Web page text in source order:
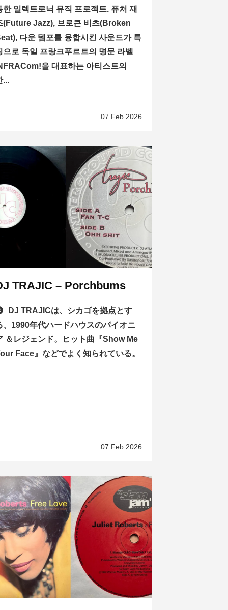
한 일렉트로닉 뮤직 프로젝트. 퓨처 재
(Future Jazz), 브로큰 비츠(Broken
다운 템포를 융합시킨 사운드가 특
으로 독일 프랑크푸르트의 명문 라벨
을 대표하는 아티스트의
...
07 Feb 2026
TRAJIC – Porchbums
DJ TRAJICは、シカゴを拠点とす
、1990年代ハードハウスのパイオニ
＆レジェンド。ヒット曲『Show Me
Face』などでよく知られている。
07 Feb 2026